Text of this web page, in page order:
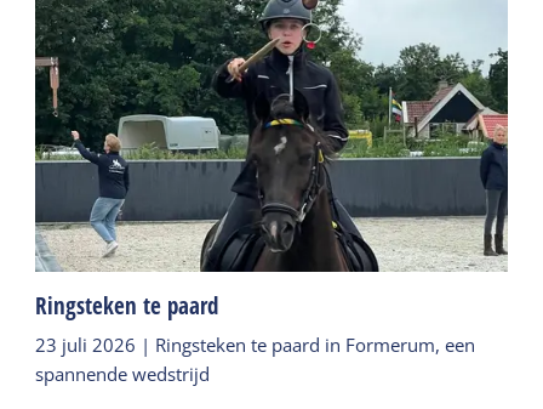
Ringsteken te paard
23 juli 2026 | Ringsteken te paard in Formerum, een
spannende wedstrijd